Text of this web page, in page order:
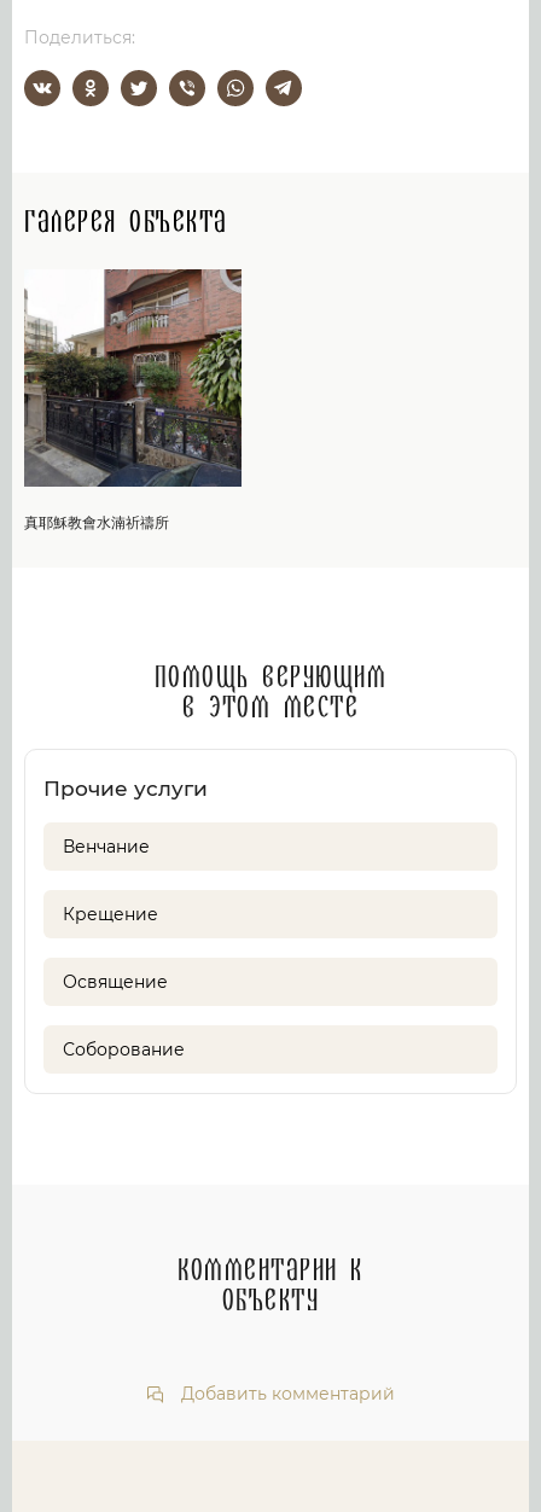
Поделиться:
Галерея объекта
真耶穌教會水湳祈禱所
Помощь верующим
в этом месте
Прочие услуги
Венчание
Крещение
Освящение
Соборование
Комментарии к
объекту
Добавить комментарий